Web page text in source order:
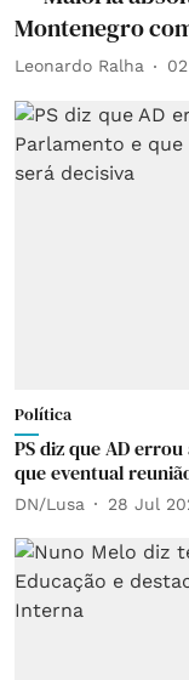
Montenegro
Leonardo Ralha
Política
PS diz que AD
que eventual
DN/Lusa 28 Jul